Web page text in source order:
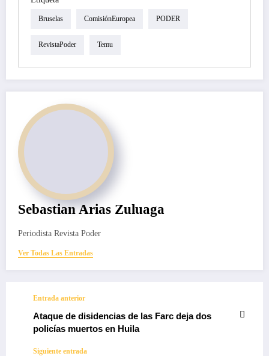
Bruselas ComisiónEuropea PODER
RevistaPoder Temu
Sebastian Arias Zuluaga
Periodista Revista Poder
Ver Todas Las Entradas
Entrada anterior
Ataque de disidencias de las Farc deja dos
policías muertos en Huila
Siguiente entrada